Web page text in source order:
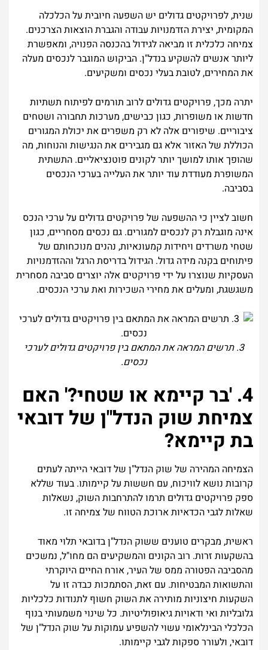
שנית, לפרויקטים גדולים יש השפעה חיובית על הכלכלה
המקומית, יצירת הזדמנויות עבודה והגברת הוצאות הצרכנים.
צמיחה כלכלית זו מביאה לגידול בהכנסה הפנויה, ומאפשרת
ליותר אנשים להשקיע בנדל"ן. הביקוש המוגבר לנכסים מעלה
את המחירים, לטובת בעלי נכסים ומשקיעים.
יתרה מכך, פרויקטים גדולים לרוב תורמים לפיתוח תשתיות
חדשות או משופרות, כגון כבישים, מערכות תחבורה ושטחים
ציבוריים. שיפורים אלה לא רק משפרים את יכולת המגורים
הכוללת של האזור אלא גם מגבירים את הנגישות והנוחות, מה
שהופך אותו למושך יותר לקונים פוטנציאליים. התשתית
המשופרת מעודדת עוד יותר את העלייה בערכי הנכסים
בסביבה.
חשוב לציין כי ההשפעה של פרויקטים גדולים על ערכי הנכס
אינה מוגבלת רק לנכסים למגורים. גם נכסים מסחריים, כגון
שטחי משרדים ויחידות קמעונאיות, נהנים מנוכחותם של
פיתוחים בקנה מידה גדול. הגידול בדריסת הרגל וההזדמנויות
העסקיות שנוצרו על ידי פרויקטים אלה יוצרים סביבה מסחרית
משגשגת, ומעלים את מחירי השכירות ואת ערכי הנכסים.
3. תרשים המראה את המתאם בין פרויקטים גדולים לערכי
נכסים.
4. 'בר קיימא או שטחי?' האם
צמיחת שוק הנדל"ן של דובאי
בת קיימא?
הצמיחה המהירה של שוק הנדל"ן של דובאי הייתה לעתים
קרובות נושא לוויכוח, עם חששות על קיימותו. בעוד שללא
ספק פרויקטים גדולים תרמו להתרחבות השוק, נשאלות
שאלות לגבי הכדאיות ארוכת הטווח של צמיחה זו.
ראשית, מבקרים טוענים ששוק הנדל"ן בדובאי תלוי מאוד
בהשקעות זרות. רוב הקונים והמשקיעים הם מחו"ל, נמשכים
מהסביבה הפטורה ממס של העיר, אורח החיים היוקרתי
והתשואות המבטיחות. עם זאת, הסתמכות כבדה זו על
השקעות חיצוניות מותירה את השוק חשוף לתנודות כלכליות
גלובליות ואי ודאויות גיאופוליטיות. כל שינוי משמעותי בנוף
הכלכלי הבינלאומי עשוי להשפיע עמוקות על שוק הנדל"ן של
דובאי, ולעורר ספקות לגבי קיימותו.